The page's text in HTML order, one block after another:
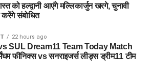
को हल्द्वानी आएंगे मल्लिकार्जुन खरगे, चुनावी
करेंगे संबोधित
22 hours ago
SUL Dream11 Team Today Match
फीनिक्स vs सनराइजर्स लीड्स ड्रीम11 टीम